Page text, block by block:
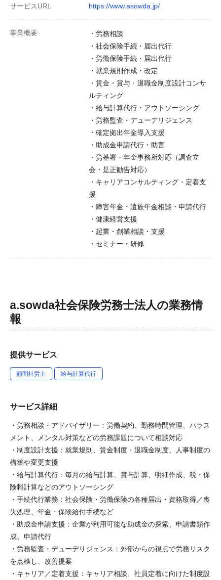
サービスURL https://www.asowda.jp/
事業概要
・労務相談
・社会保険手続・届出代行
・労働保険手続・届出代行
・就業規則作成・改定
・賃金・賞与・退職金制度設計コンサ
ルティング
・給与計算代行・アウトソーシング
・労務監査・デューデリジェンス
・確定拠出年金導入支援
・助成金申請代行・助言
・労基署・年金事務所対応（調査立
会・是正勧告対応）
・キャリアコンサルティング・定着支
援
・障害年金・遺族年金相談・申請代行
・健康経営支援
・起業・創業相談・支援
・セミナー・研修
a.sowda社会保険労務士法人の業務情
報
提供サービス
顧問社労士 給与計算代行
サービス詳細
・労務相談・アドバイザリー：労働契約、勤務時間管理、ハラス
メント、メンタル対策などの労務課題について相談対応
・制度設計支援：就業規則、賃金制度・退職金制度、人事制度の
構築や変更支援
・給与計算代行：毎月の給与計算、賞与計算、明細作成、税・保
険料計算などのアウトソーシング
・手続代行業務：社会保険・労働保険の各種届出・資格取得／喪
失処理、年金・保険給付手続など
・助成金申請支援：企業が利用可能な助成金の探索、申請書類作
成、申請代行
・労務監査・デューデリジェンス：外部からの視点で労務リスク
を点検し、改善提案
・キャリア／定着支援：キャリア相談、社員定着に向けた制度設